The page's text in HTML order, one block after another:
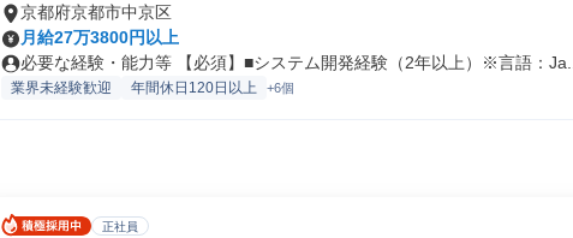
京都府京都市中京区
月給27万3800円以上
必要な経験・能力等 【必須】■システム開発経験（2年以上）※言語：Ja...
業界未経験歓迎 年間休日120日以上 +6個
正社員